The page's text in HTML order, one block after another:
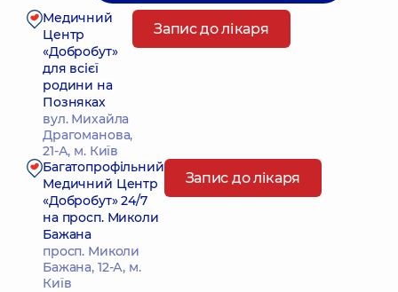
Медичний
Центр
«Добробут»
для всієї
родини на
Позняках
вул. Михайла
Драгоманова,
21-А, м. Київ
Запис до лікаря
Багатопрофільний
Медичний Центр
«Добробут» 24/7
на просп. Миколи
Бажана
просп. Миколи
Бажана, 12-А, м.
Київ
Запис до лікаря